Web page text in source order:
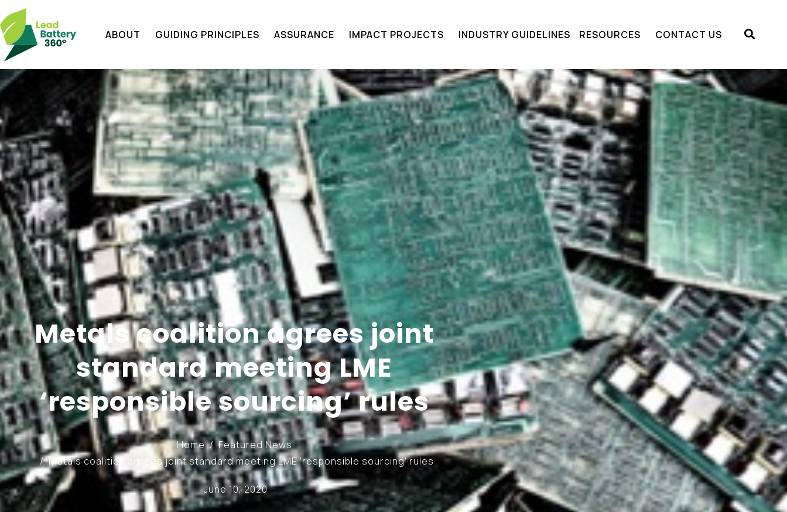
ABOUT GUIDING PRINCIPLES ASSURANCE​ IMPACT PROJECTS INDUSTRY GUIDELINES RESOURCES CONTACT US
Metals coalition agrees joint
standard meeting LME
‘responsible sourcing’ rules
Home
Featured News
Metals coalition agrees joint standard meeting LME ‘responsible sourcing’ rules
June 10, 2020